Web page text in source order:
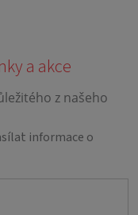
informace o